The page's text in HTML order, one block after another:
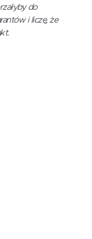
do
i liczę, że